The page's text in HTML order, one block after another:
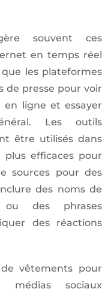
souvent ces
en temps réel
les plateformes
de presse pour voir
ligne et essayer
Les outils
être utilisés dans
efficaces pour
sources pour des
des noms de
ou des phrases
des réactions
vêtements pour
sociaux